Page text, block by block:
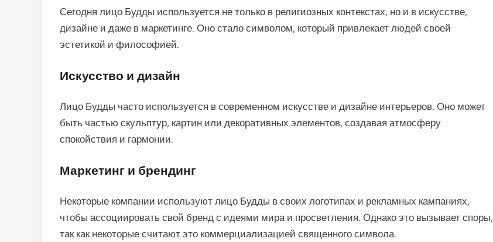
Сегодня лицо Будды используется не только в религиозных контекстах, но и в искусстве,
дизайне и даже в маркетинге. Оно стало символом, который привлекает людей своей
эстетикой и философией.
Искусство и дизайн
Лицо Будды часто используется в современном искусстве и дизайне интерьеров. Оно может
быть частью скульптур, картин или декоративных элементов, создавая атмосферу
спокойствия и гармонии.
Маркетинг и брендинг
Некоторые компании используют лицо Будды в своих логотипах и рекламных кампаниях,
чтобы ассоциировать свой бренд с идеями мира и просветления. Однако это вызывает споры,
так как некоторые считают это коммерциализацией священного символа.